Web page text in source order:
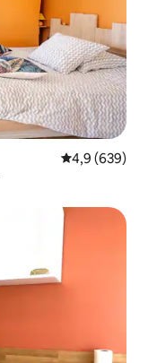
4,9 de uma
4,9 (639)